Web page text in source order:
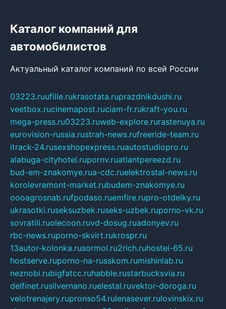
Каталог компаний для
автомобилистов
Актуальный каталог компаний по всей России
03223.ruufille.rukrasotata.ruprazdnikdushi.ru
veetbox.rucinemapost.ruciam-fr.rukraft-you.ru
mega-press.ru03223.ruweb-explore.rurastenuya.ru
eurovision-russia.rustrah-news.rufreeride-team.ru
itrack-24.rusexshopexpress.ruautostudiopro.ru
alabuga-cityhotel.rupornv.ruatlantpereezd.ru
bud-em-znakomye.rua-cdc.ruelektrostal-news.ru
korolevremont-market.rubudem-znakomye.ru
oooagrosnab.rufpodaso.ruemfire.rupro-otdelky.ru
ukrasotki.ruseksuzbek.ruseks-uzbek.ruporno-vk.ru
sovratili.ruolecoon.ruvd-dosug.ruadonyev.ru
rbc-news.ruporno-skvirt.rukrospr.ru
13autor-kolonka.rusormol.ru2rich.ruhostel-65.ru
hostserve.ruporno-na-russkom.rumishinlab.ru
neznobi.rubigfatcc.ruhabble.rustarbucksvia.ru
delfinet.rusilvernano.ruelestal.ruvektor-doroga.ru
velotrenajery.rupronso54.rulenasever.rulovinskix.ru